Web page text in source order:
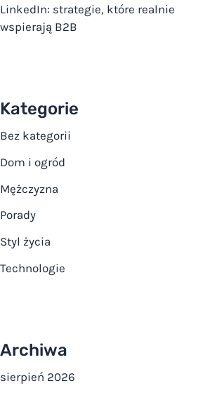
LinkedIn: strategie, które realnie
wspierają B2B
Kategorie
Bez kategorii
Dom i ogród
Mężczyzna
Porady
Styl życia
Technologie
Archiwa
sierpień 2026